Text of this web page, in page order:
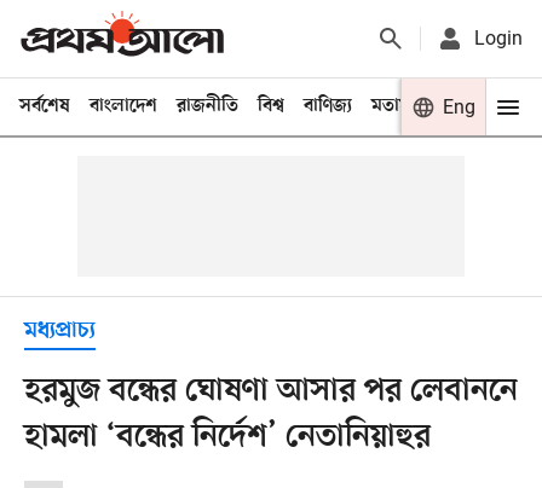
Login
সর্বশেষ বাংলাদেশ রাজনীতি বিশ্ব বাণিজ্য মতামত খেলা
Eng
মধ্যপ্রাচ্য
হরমুজ বন্ধের ঘোষণা আসার পর লেবাননে
হামলা ‘বন্ধের নির্দেশ’ নেতানিয়াহুর